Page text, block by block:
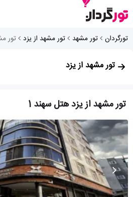
تورگردان تور مشهد تور مشهد از یزد تور
تور مشهد از یزد
تور مشهد از یزد هتل سهند 1